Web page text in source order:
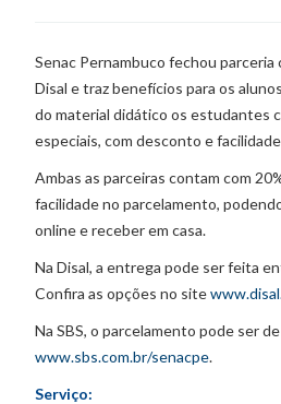
Senac Pernambuco fechou parceria
Disal e traz benefícios para os
do material didático os estudantes
especiais, com desconto e
Ambas as parceiras contam com
facilidade no parcelamento,
online e receber em casa.
Na Disal, a entrega pode ser feita
Confira as opções no site
Na SBS, o parcelamento pode ser
www.sbs.com.br/senacpe.
Serviço: